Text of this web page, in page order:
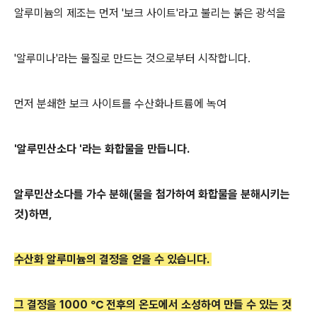
알루미늄의 제조는 먼저 '보크 사이트'라고 불리는 붉은 광석을
'알루미나'라는 물질로 만드는 것으로부터 시작합니다.
먼저 분쇄한 보크 사이트를 수산화나트륨에 녹여
'알루민산소다 '라는 화합물을 만듭니다.
알루민산소다를 가수 분해(물을 첨가하여 화합물을 분해시키는
것)하면,
수산화 알루미늄의 결정을 얻을 수 있습니다.
그 결정을 1000 ℃ 전후의 온도에서 소성하여 만들 수 있는 것